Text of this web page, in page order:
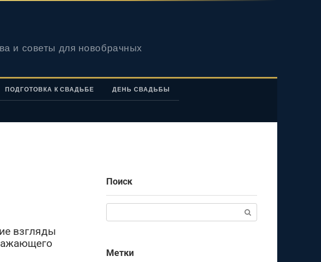
и советы для новобрачных
ПОДГОТОВКА К СВАДЬБЕ ДЕНЬ СВАДЬБЫ
взгляды
Поиск
Метки